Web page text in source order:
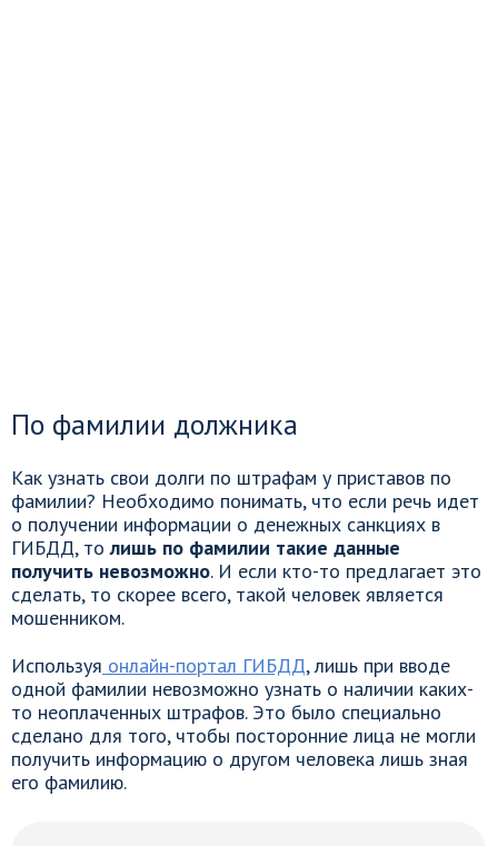
По фамилии должника
Как узнать свои долги по штрафам у приставов по
фамилии? Необходимо понимать, что если речь идет
о получении информации о денежных санкциях в
ГИБДД, толишь по фамилии такие данные
получить невозможно. И если кто-то предлагает это
сделать, то скорее всего, такой человек является
мошенником.
Используя онлайн-портал ГИБДД, лишь при вводе
одной фамилии невозможно узнать о наличии каких-
то неоплаченных штрафов. Это было специально
сделано для того, чтобы посторонние лица не могли
получить информацию о другом человека лишь зная
его фамилию.